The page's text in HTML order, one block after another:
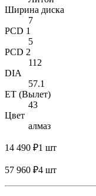
Ширина диска
7
PCD 1
5
PCD 2
112
DIA
57.1
ET (Вылет)
43
Цвет
алмаз
14 490 ₽1 шт
57 960 ₽4 шт